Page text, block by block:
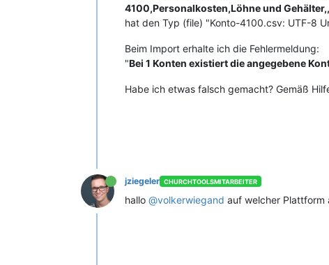
4100,Personalkosten,Löhne und Gehälter,,
hat den Typ (file) "Konto-4100.csv: UTF-8
Beim Import erhalte ich die Fehlermeldung:
"Bei 1 Konten existiert die angegebene
Habe ich etwas falsch gemacht? Gemäß
jziegeler CHURCHTOOLSMITARBEITER
hallo @volkerwiegand auf welcher Plattform